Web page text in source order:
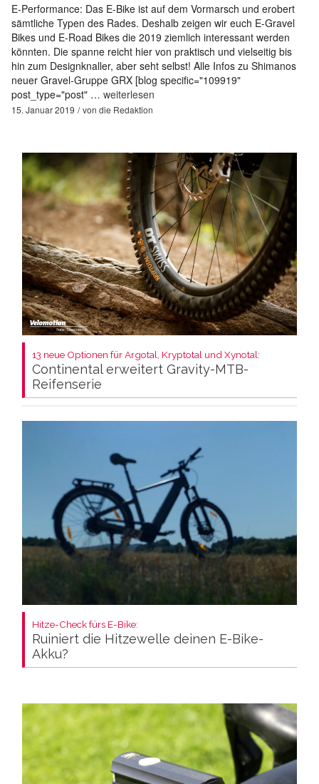
E-Performance: Das E-Bike ist auf dem Vormarsch und erobert
sämtliche Typen des Rades. Deshalb zeigen wir euch E-Gravel
Bikes und E-Road Bikes die 2019 ziemlich interessant werden
könnten. Die spanne reicht hier von praktisch und vielseitig bis
hin zum Designknaller, aber seht selbst! Alle Infos zu Shimanos
neuer Gravel-Gruppe GRX [blog specific="109919"
post_type="post" … weiterlesen
15. Januar 2019 von die Redaktion
13 neue Optionen für Argotal, Kryptotal und Xynotal:
Continental erweitert Gravity-MTB-
Reifenserie
Hitze-Check fürs E-Bike:
Ruiniert die Hitzewelle deinen E-Bike-
Akku?